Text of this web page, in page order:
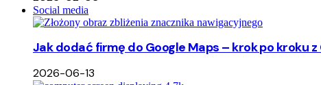
Social media
Jak dodać firmę do Google Maps – krok po kroku z
2026-06-13